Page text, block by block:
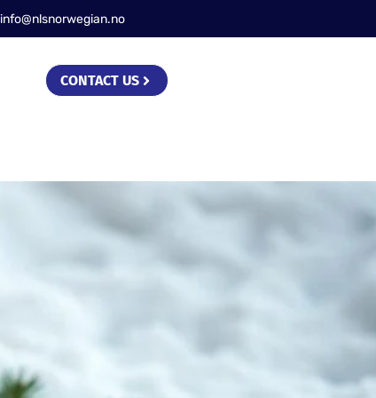
info@nlsnorwegian.no
CONTACT US